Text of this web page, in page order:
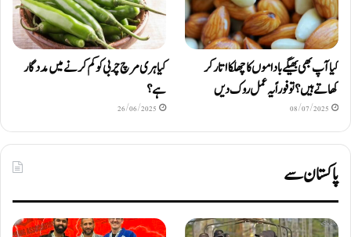
کیا آپ بھی بھیگے باداموں کا چھلکا اتار کر
کھاتے ہیں؟ تو فوراً یہ عمل روک دیں
08/07/2025
کیا ہری مرچ چربی کو کم کرنے میں مددگار
ہے؟
26/06/2025
پاکستان سے